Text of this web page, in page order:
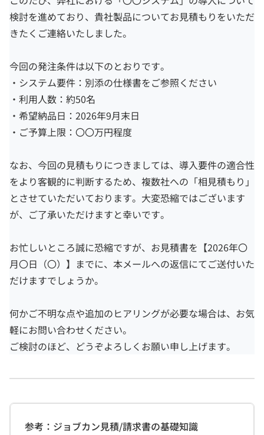
検討を進めており、貴社製品についてお見積もりをいただ
きたくご連絡いたしました。
今回の発注条件は以下のとおりです。
・システム要件：別添の仕様書をご参照ください
・利用人数：約50名
・希望納品日：2026年9月末日
・ご予算上限：〇〇万円程度
なお、今回の見積もりにつきましては、導入要件の適合性
をより客観的に判断するため、複数社への「相見積もり」
とさせていただいております。大変恐縮ではございます
が、ご了承いただけますと幸いです。
お忙しいところ誠に恐縮ですが、お見積書を【2026年〇
月〇日（〇）】までに、本メールへの返信にてご送付いた
だけますでしょうか。
何かご不明な点や追加のヒアリングが必要な場合は、お気
軽にお問い合わせください。
ご検討のほど、どうぞよろしくお願い申し上げます。
参考：ジョブカン見積/請求書の基礎知識